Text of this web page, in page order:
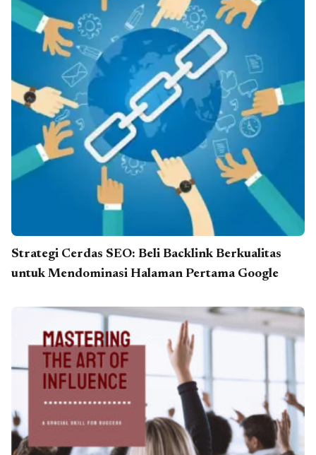
Strategi Cerdas SEO: Beli Backlink Berkualitas
untuk Mendominasi Halaman Pertama Google